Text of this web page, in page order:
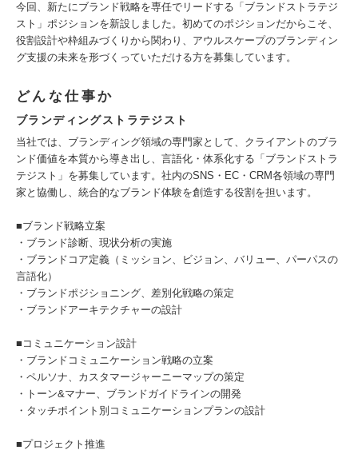
今回、新たにブランド戦略を専任でリードする「ブランドストラテジ
スト」ポジションを新設しました。初めてのポジションだからこそ、
役割設計や枠組みづくりから関わり、アウルスケープのブランディン
グ支援の未来を形づくっていただける方を募集しています。
どんな仕事か
ブランディングストラテジスト
当社では、ブランディング領域の専門家として、クライアントのブラ
ンド価値を本質から導き出し、言語化・体系化する「ブランドストラ
テジスト」を募集しています。社内のSNS・EC・CRM各領域の専門
家と協働し、統合的なブランド体験を創造する役割を担います。
■ブランド戦略立案
・ブランド診断、現状分析の実施
・ブランドコア定義（ミッション、ビジョン、バリュー、パーパスの
言語化）
・ブランドポジショニング、差別化戦略の策定
・ブランドアーキテクチャーの設計
■コミュニケーション設計
・ブランドコミュニケーション戦略の立案
・ペルソナ、カスタマージャーニーマップの策定
・トーン&マナー、ブランドガイドラインの開発
・タッチポイント別コミュニケーションプランの設計
■プロジェクト推進